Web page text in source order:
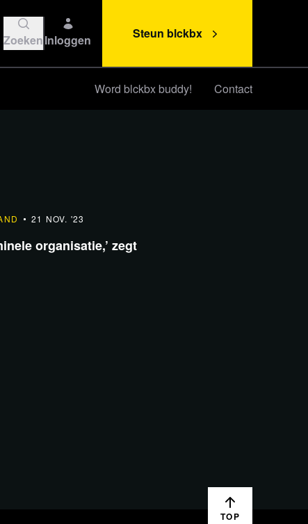
ZoekenInloggen Steun blckbx
Word blckbx buddy! Contact
21 NOV. '23
organisatie,’ zegt
TOP